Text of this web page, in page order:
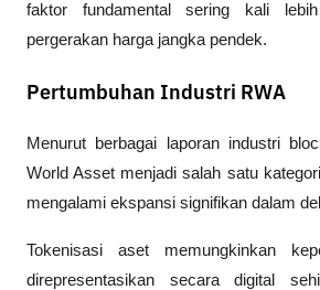
faktor fundamental sering kali
pergerakan harga jangka pendek.
Pertumbuhan Industri RWA
Menurut berbagai laporan industri
World Asset menjadi salah satu
mengalami ekspansi signifikan dalam
Tokenisasi aset memungkinkan
direpresentasikan secara digital